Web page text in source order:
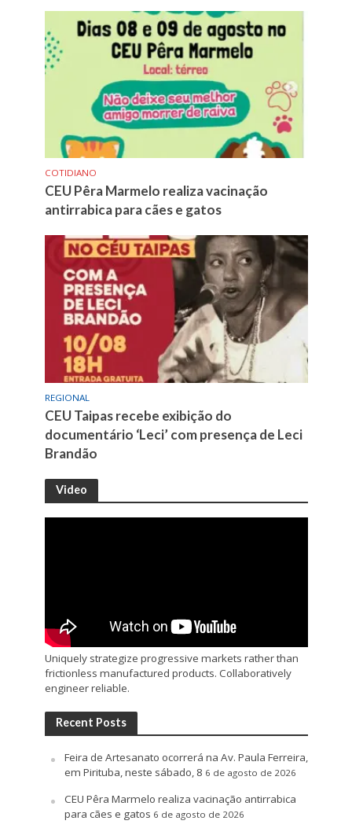
COTIDIANO
CEU Pêra Marmelo realiza vacinação
antirrabica para cães e gatos
REGIONAL
CEU Taipas recebe exibição do
documentário ‘Leci’ com presença de Leci
Brandão
Video
Uniquely strategize progressive markets rather than
frictionless manufactured products. Collaboratively
engineer reliable.
Recent Posts
Feira de Artesanato ocorrerá na Av. Paula Ferreira,
em Pirituba, neste sábado, 8 6 de agosto de 2026
CEU Pêra Marmelo realiza vacinação antirrabica
para cães e gatos 6 de agosto de 2026